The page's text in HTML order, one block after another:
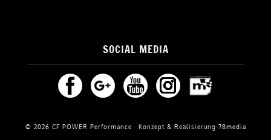
SOCIAL MEDIA
© 2026 CF POWER Performance · Konzept & Realisierung 78media